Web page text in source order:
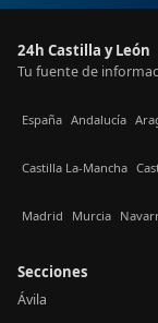
24h Castilla y León
Tu fuente de
España Andalucía
Castilla La-Mancha
Madrid Murcia
Secciones
Ávila